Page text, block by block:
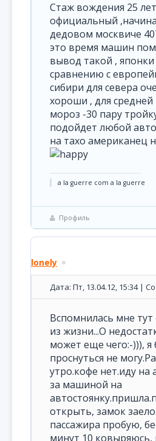
Стаж вождения 25
официальный
дедовом москвиче
это время машин
вывод такой ,
сравнению с
сибири для севера
хороши , для средней
мороз -30 пару
подойдет любой авто
на тахо американец
a la guerre com a la guerre
Профиль
lonely
Дата: Пт, 13.04.12, 15:34 |
Вспомнилась мне тут
из жизни...О
может еще чего:-))), я
проснуться не
утро.кофе нет.иду на
за машиной на
открыть, замок
пассажира пробую,
минут 10 ковыряюсь,